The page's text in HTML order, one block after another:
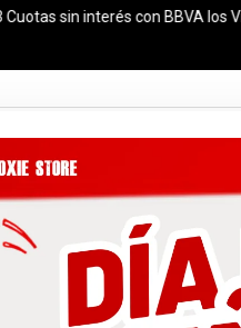
sin interés con BBVA los
GABINETES
pais. ¡ Envios en el dia (CABA